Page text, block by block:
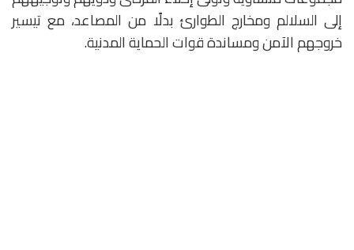
إلى السلالم ومخارج الطوارئ بدلًا من المصاعد، مع تيسير
خروجهم الآمن ومساندة قوات الحماية المدنية.